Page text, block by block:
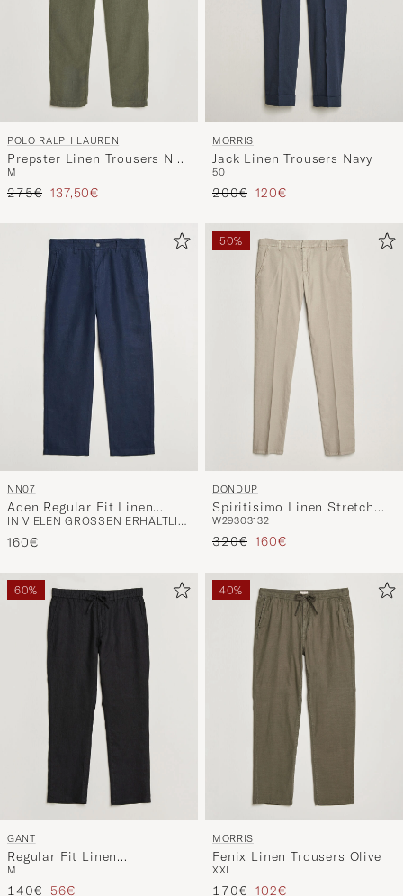
POLO RALPH LAUREN
Prepster Linen Trousers New
Olive
M
Regulärer Preis
275€ Reduzierter Preis
137,50€
MORRIS
Jack Linen Trousers Navy
50
Regulärer Preis
200€ Reduzierter Preis
120€
NN07
Aden Regular Fit Linen
Chinos Navy Blue
IN VIELEN GRÖSSEN ERHÄLTLICH
160€
50%
DONDUP
Spiritisimo Linen Stretch
Chinos Beige
W29303132
Regulärer Preis
320€ Reduzierter Preis
160€
60%
GANT
Regular Fit Linen
Drawstring Pants Black
M
Regulärer Preis
140€ Reduzierter Preis
56€
40%
MORRIS
Fenix Linen Trousers Olive
XXL
Regulärer Preis
170€ Reduzierter Preis
102€